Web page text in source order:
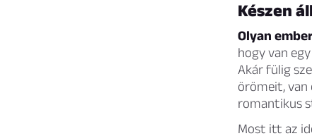
Készen
Olyan
hogy van
Akár fülig
örömeit, van
romantikus
Most itt az